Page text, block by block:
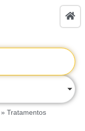
» Tratamentos